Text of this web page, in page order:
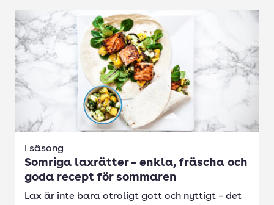
I säsong
Somriga laxrätter – enkla, fräscha och
goda recept för sommaren
Lax är inte bara otroligt gott och nyttigt – det